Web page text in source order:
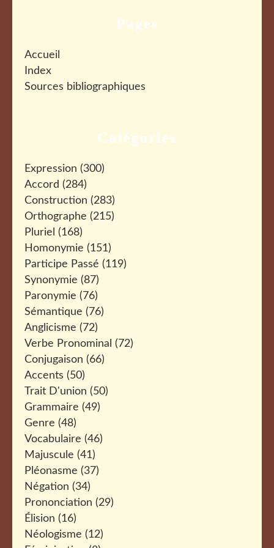
Catégories
Expression (300)
Accord (284)
Construction (283)
Orthographe (215)
Pluriel (168)
Homonymie (151)
Participe Passé (119)
Synonymie (87)
Paronymie (76)
Sémantique (76)
Anglicisme (72)
Verbe Pronominal (72)
Conjugaison (66)
Accents (50)
Trait D'union (50)
Grammaire (49)
Genre (48)
Vocabulaire (46)
Majuscule (41)
Pléonasme (37)
Négation (34)
Prononciation (29)
Élision (16)
Néologisme (12)
Pages
Accueil
Index
Sources bibliographiques